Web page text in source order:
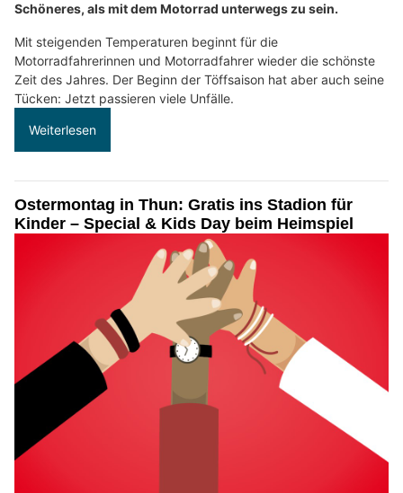
Schöneres, als mit dem Motorrad unterwegs zu sein.
Mit steigenden Temperaturen beginnt für die
Motorradfahrerinnen und Motorradfahrer wieder die schönste
Zeit des Jahres. Der Beginn der Töffsaison hat aber auch seine
Tücken: Jetzt passieren viele Unfälle.
Weiterlesen
Ostermontag in Thun: Gratis ins Stadion für
Kinder – Special & Kids Day beim Heimspiel